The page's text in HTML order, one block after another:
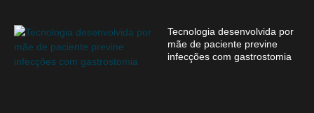
Tecnologia desenvolvida por
mãe de paciente previne
infecções com gastrostomia